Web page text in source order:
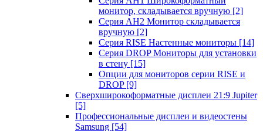
монитор, складывается вручную [2]
Серия AH2 Монитор складывается
вручную [2]
Серия RISE Настенные мониторы [14]
Серия DROP Мониторы для установки
в стену [15]
Опции для мониторов серии RISE и
DROP [9]
Сверхширокоформатные дисплеи 21:9 Jupiter
[5]
Профессиональные дисплеи и видеостены
Samsung [54]